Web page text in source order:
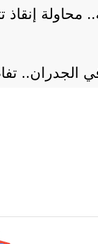
إنقاذ تتحول إلى
الجدران..